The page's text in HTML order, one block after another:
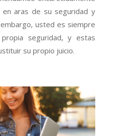
aras de su seguridad y
usted es siempre
seguridad, y estas
su propio juicio.